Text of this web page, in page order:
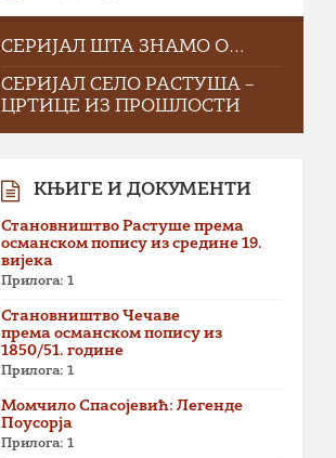
СЕРИЈАЛ ШТА ЗНАМО О…
СЕРИЈАЛ СЕЛО РАСТУША –
ЦРТИЦЕ ИЗ ПРОШЛОСТИ
КЊИГЕ И ДОКУМЕНТИ
Становништво Растуше према
османском попису из средине 19.
вијека
Прилога: 1
Становништво Чечаве
према османском попису из
1850/51. године
Прилога: 1
Момчило Спасојевић: Легенде
Поусорја
Прилога: 1